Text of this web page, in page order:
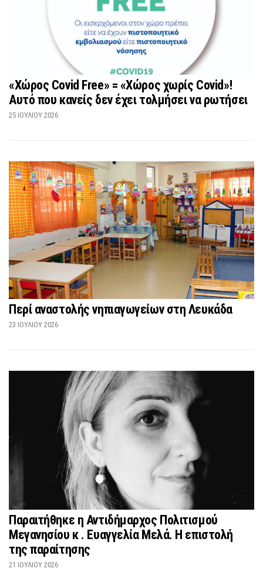
«Χώρος Covid Free» = «Χώρος χωρίς Covid»!
Αυτό που κανείς δεν έχει τολμήσει να ρωτήσει
25 ΙΟΥΛΊΟΥ 2026
Περί αναστολής νηπιαγωγείων στη Λευκάδα
23 ΙΟΥΛΊΟΥ 2026
Παραιτήθηκε η Αντιδήμαρχος Πολιτισμού
Μεγανησίου κ . Ευαγγελία Μελά. Η επιστολή
της παραίτησης
21 ΙΟΥΛΊΟΥ 2026